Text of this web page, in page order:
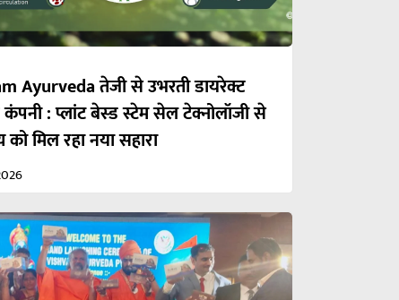
Ayurveda तेजी से उभरती डायरेक्ट
: प्लांट बेस्ड स्टेम सेल टेक्नोलॉजी से
को मिल रहा नया सहारा